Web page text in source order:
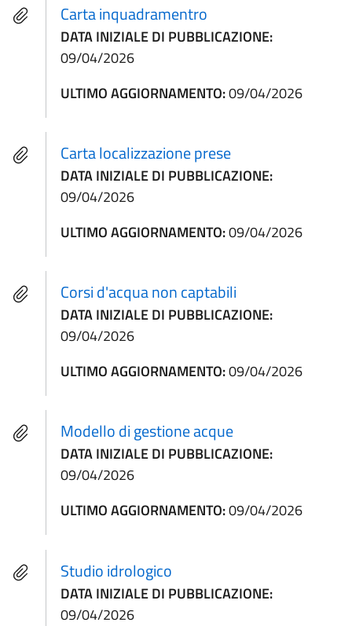
Carta inquadramentro
DATA INIZIALE DI PUBBLICAZIONE:
09/04/2026
ULTIMO AGGIORNAMENTO:09/04/2026
Carta localizzazione prese
DATA INIZIALE DI PUBBLICAZIONE:
09/04/2026
ULTIMO AGGIORNAMENTO:09/04/2026
Corsi d'acqua non captabili
DATA INIZIALE DI PUBBLICAZIONE:
09/04/2026
ULTIMO AGGIORNAMENTO:09/04/2026
Modello di gestione acque
DATA INIZIALE DI PUBBLICAZIONE:
09/04/2026
ULTIMO AGGIORNAMENTO:09/04/2026
Studio idrologico
DATA INIZIALE DI PUBBLICAZIONE:
09/04/2026